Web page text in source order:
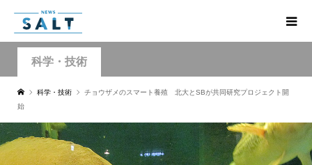
科学・技術
科学・技術
チョウザメのスマート養殖 北大とSBが共同研究プロジェクト開
始